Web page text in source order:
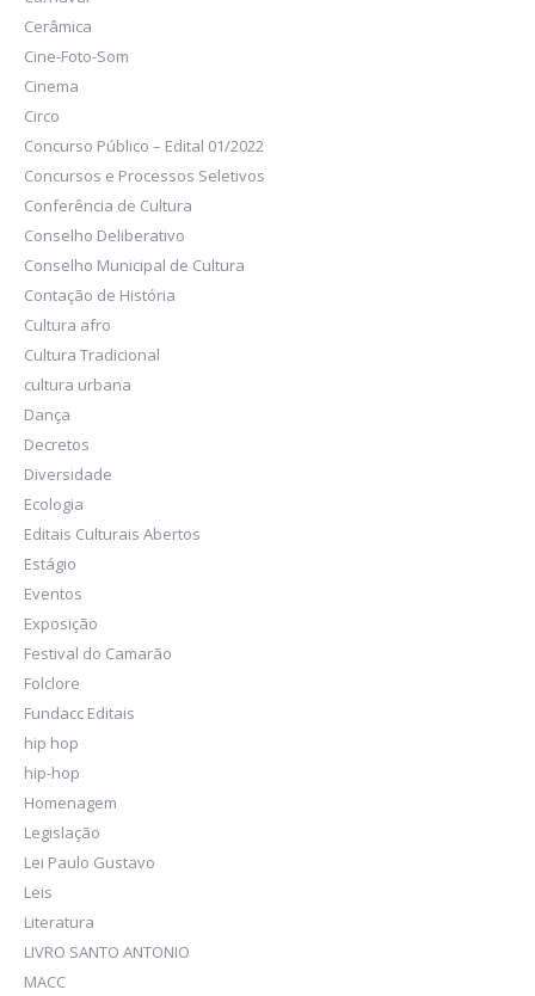
Cerâmica
Cine-Foto-Som
Cinema
Circo
Concurso Público – Edital 01/2022
Concursos e Processos Seletivos
Conferência de Cultura
Conselho Deliberativo
Conselho Municipal de Cultura
Contação de História
Cultura afro
Cultura Tradicional
cultura urbana
Dança
Decretos
Diversidade
Ecologia
Editais Culturais Abertos
Estágio
Eventos
Exposição
Festival do Camarão
Folclore
Fundacc Editais
hip hop
hip-hop
Homenagem
Legislação
Lei Paulo Gustavo
Leis
Literatura
LIVRO SANTO ANTONIO
MACC